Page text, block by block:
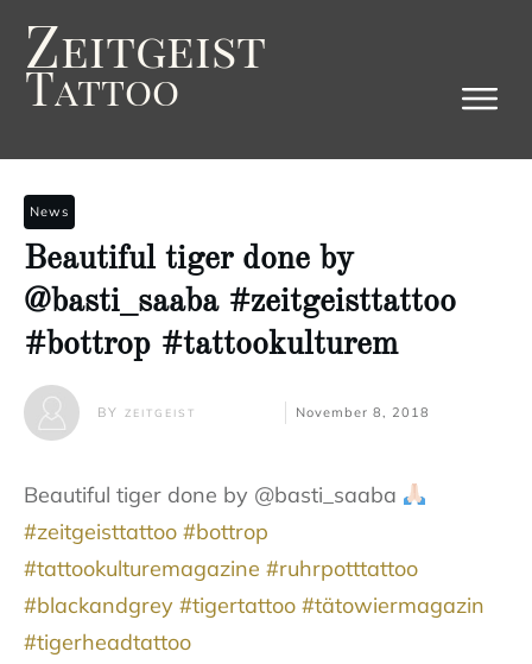
Zeitgeist
Tattoo
News
Beautiful tiger done by
@basti_saaba #zeitgeisttattoo
#bottrop #tattookulturem
BYZEITGEIST November 8, 2018
Beautiful tiger done by @basti_saaba
#zeitgeisttattoo #bottrop
#tattookulturemagazine #ruhrpotttattoo
#blackandgrey #tigertattoo #tätowiermagazin
#tigerheadtattoo